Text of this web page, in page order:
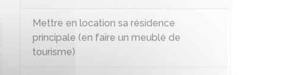
Mettre en location sa résidence
principale (en faire un meublé de
tourisme)